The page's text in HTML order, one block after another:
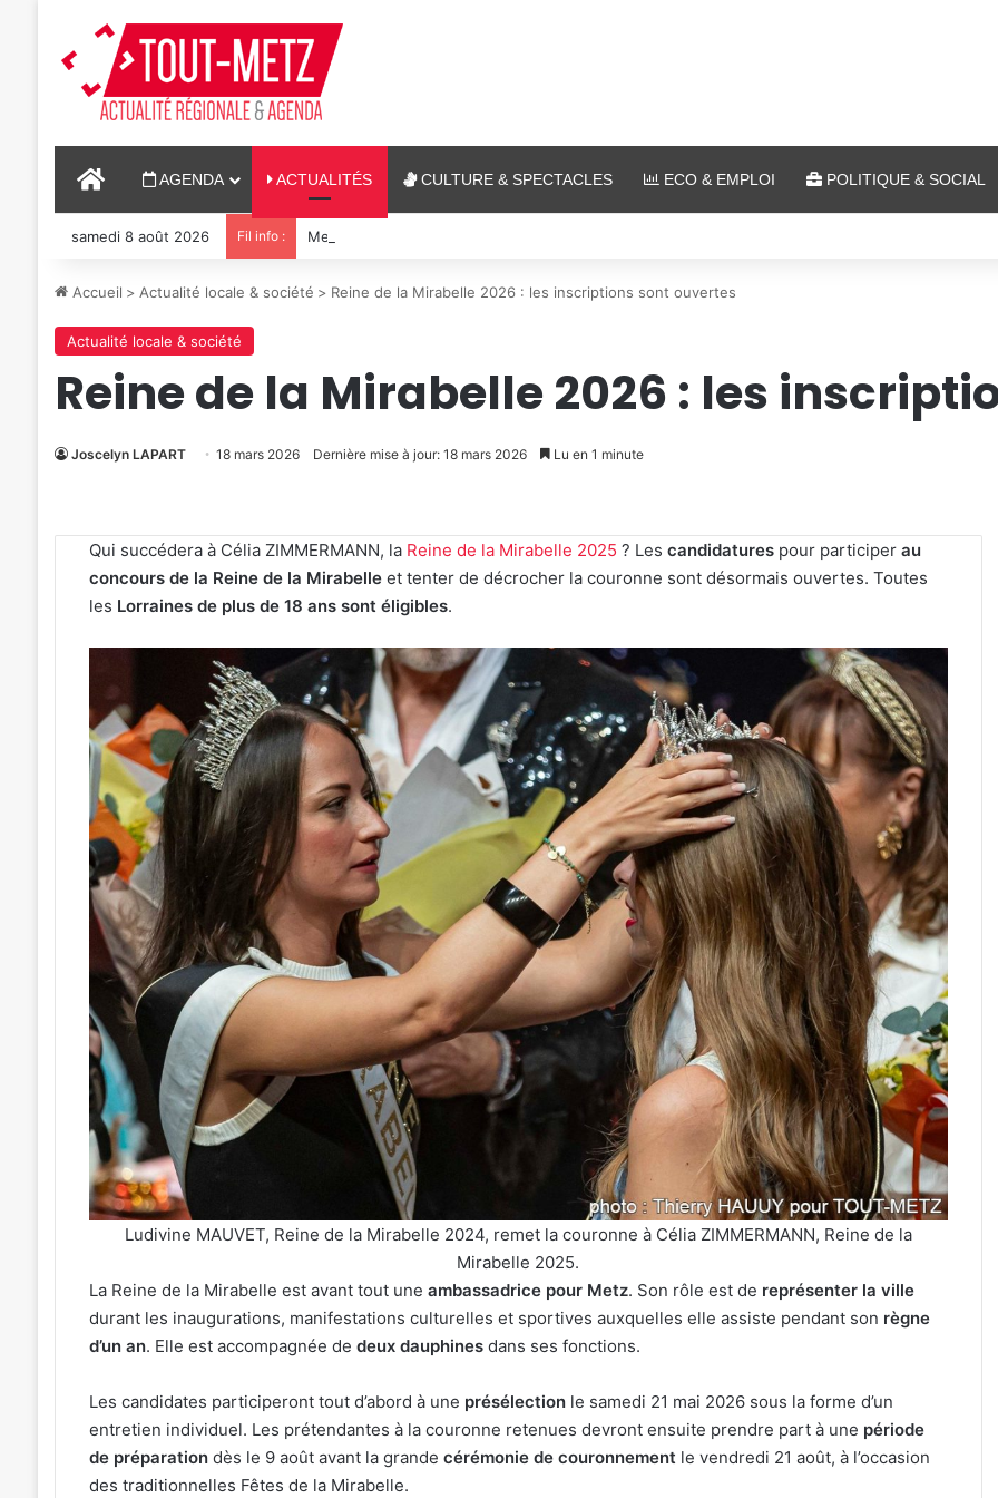
ACCUEILAGENDA ACTUALITÉS CULTURE & SPECTACLES ECO & EMPLOI POLITIQUE & SOCIAL
samedi 8 août 2026 Fil info : Metz : J-1 avant le cinéma plein air au Plan d’Eau
Accueil > Actualité locale & société > Reine de la Mirabelle 2026 : les inscriptions sont ouvertes
Actualité locale & société
Reine de la Mirabelle 2026 : les
Joscelyn LAPART 18 mars 2026 Dernière mise à jour: 18 mars 2026 Lu en 1 minute
Qui succédera à Célia ZIMMERMANN, la Reine de la Mirabelle 2025 ? Les candidatures pour participer au
concours de la Reine de la Mirabelleet tenter de décrocher la couronne sont désormais ouvertes. Toutes
les Lorraines de plus de 18 ans sont éligibles.
Ludivine MAUVET, Reine de la Mirabelle 2024, remet la couronne à Célia ZIMMERMANN, Reine de la
Mirabelle 2025.
La Reine de la Mirabelle est avant tout une ambassadrice pour Metz. Son rôle est de représenter la ville
durant les inaugurations, manifestations culturelles et sportives auxquelles elle assiste pendant son règne
d’un an. Elle est accompagnée de deux dauphinesdans ses fonctions.
Les candidates participeront tout d’abord à une présélectionle samedi 21 mai 2026 sous la forme d’un
entretien individuel. Les prétendantes à la couronne retenues devront ensuite prendre part à une période
de préparation dès le 9 août avant la grande cérémonie de couronnementle vendredi 21 août, à l’occasion
des traditionnelles Fêtes de la Mirabelle.
Graoully : une nouvelle
débarque à Metz
4
soirées
concerts
Ars-
sur-
Moselle
du
2026
5 août 2026
4 soirées concerts prévues à Ars-
sur-Moselle du 7 au 28 août 2026
Metz
:
J-
1
avant
le
cinéma
plein
air
au
d’Eau
4 août 2026
Metz : J-1 avant le cinéma plein
air au Plan d’Eau